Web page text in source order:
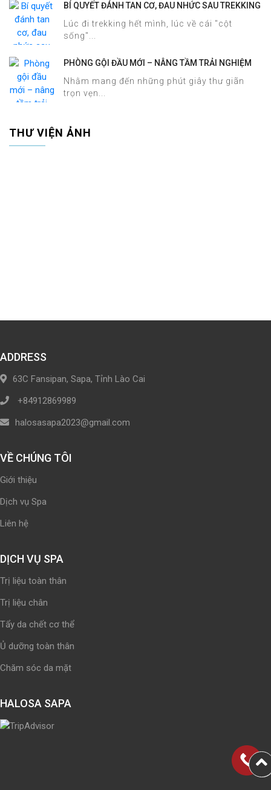
BÍ QUYẾT ĐÁNH TAN CƠ, ĐAU NHỨC SAU TREKKING
SAPA CHỈ TRONG 60 PHÚT TẠI HALOSA SPA &
MASSAGE
Lúc đi trekking hết mình, lúc về cái "cột
sống"...
PHÒNG GỘI ĐẦU MỚI – NÂNG TẦM TRẢI NGHIỆM
DƯỠNG SINH TẠI HALOSA SPA & MASSAGE
Nhằm mang đến những phút giây thư giãn
trọn vẹn...
THƯ VIỆN ẢNH
ADDRESS
63C Fansipan, Sapa, Tỉnh Lào Cai
+84912869989
halosasapa2023@gmail.com
VỀ CHÚNG TÔI
Giới thiệu
Dịch vụ Spa
Liên hệ
DỊCH VỤ SPA
Trị liệu toàn thân
Trị liệu chân
Tẩy da chết cơ thể
Ủ dưỡng toàn thân
Chăm sóc da mặt
HALOSA SAPA